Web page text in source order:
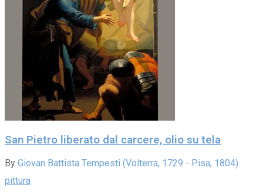
San Pietro liberato dal carcere, olio su tela
By Giovan Battista Tempesti (Volterra, 1729 - Pisa, 1804)
pittura